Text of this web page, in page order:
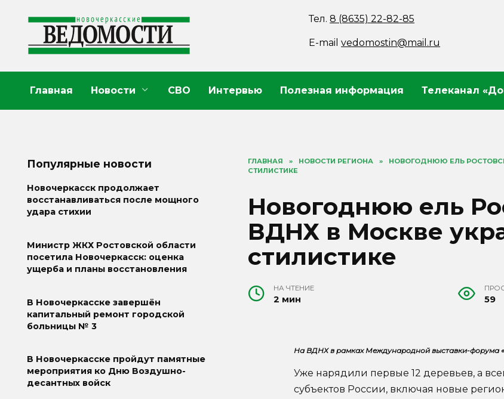
содержанию
Тел.8 (8635) 22-82-85
E-mailvedomostin@mail.ru
Главная Новости СВО Интервью Полезная информация Телеканал
ГЛАВНАЯ » НОВОСТИ РЕГИОНА »
НОВОГОДНЮЮ ЕЛЬ
СТИЛИСТИКЕ
Новогоднюю ель
ВДНХ в Москве
стилистике
НА ЧТЕНИЕ
2 мин 59
На ВДНХ в рамках Международной выставки-форума
Уже нарядили первые 12 деревьев, а
субъектов России, включая новые
Популярные новости
Новочеркасск продолжает
восстанавливаться после мощного
удара стихии
Министр ЖКХ Ростовской области
посетила Новочеркасск: оценка
ущерба и планы восстановления
В Новочеркасске завершён
капитальный ремонт городской
больницы № 3
В Новочеркасске пройдут памятные
мероприятия ко Дню Воздушно-
десантных войск